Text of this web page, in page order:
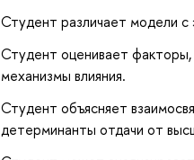
Студент различает модели с
Студент оценивает
механизмы влияния.
Студент объясняет
детерминанты отдачи от